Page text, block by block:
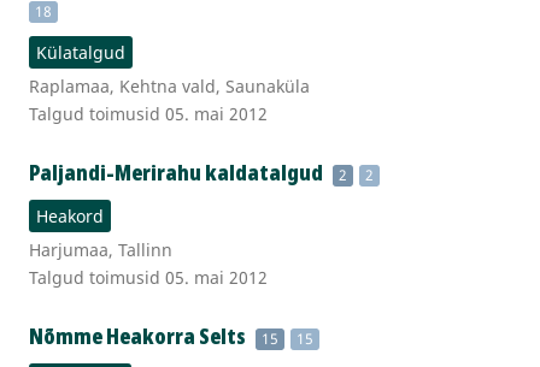
18
Külatalgud
Raplamaa, Kehtna vald, Saunaküla
Talgud toimusid 05. mai 2012
Paljandi-Merirahu kaldatalgud 2 2
Heakord
Harjumaa, Tallinn
Talgud toimusid 05. mai 2012
Nõmme Heakorra Selts 15 15